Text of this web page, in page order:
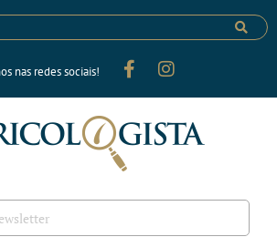
nas redes sociais!